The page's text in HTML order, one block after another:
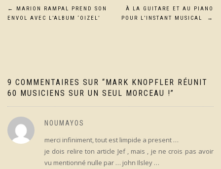
Navigation
←
MARION RAMPAL PREND SON
ENVOL AVEC L’ALBUM ‘OIZEL’
À LA GUITARE ET AU PIANO
POUR L’INSTANT MUSICAL
→
9 COMMENTAIRES SUR “ MARK KNOPFLER RÉUNIT
60 MUSICIENS SUR UN SEUL MORCEAU !”
NOUMAYOS
merci infiniment, tout est limpide a present …
je dois relire ton article Jef , mais , je ne crois pas avoir
vu mentionné nulle par … john Ilsley …